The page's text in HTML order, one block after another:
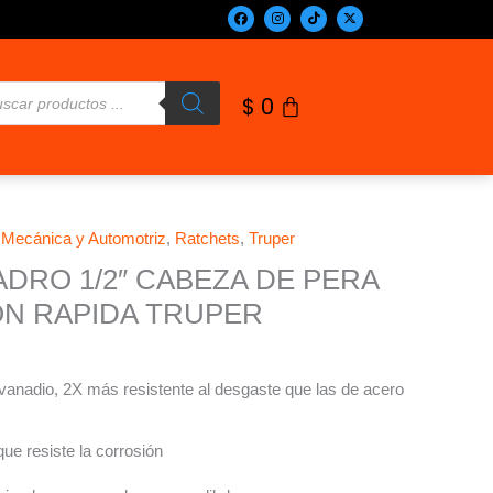
F
a
c
k
I
n
s
a
m
T
i
k
X
-
t
$ 0
Mecánica y Automotriz, Ratchets, Truper
1/2″ CABEZA DE PERA
RAPIDA TRUPER
2X más resistente al desgaste que las de acero
resiste la corrosión